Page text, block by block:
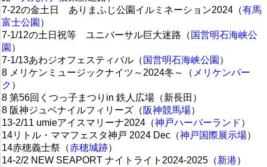
7-22の金土日 ありまふじ公園イルミネーション2024（有馬
富士公園 ）
7-1/12の土日祝等 ユニバーサル巨大迷路（ 国営明石海峡公
園 ）
7-1/13あわジオフェスティバル（ 国営明石海峡公園 ）
8 メリケンミュージックナイツ～2024冬～（ メリケンパー
ク ）
8 第56回くつっ子まつりin 鉄人広場（新長田）
8 阪神ジュベナイルフィリーズ（ 阪神競馬場）
13-2/11 umieアイスマリーナ2024（神戸ハーバーランド ）
14リトル・ママフェスタ神戸 2024 Dec（神戸国際展示場）
14赤穂義士祭（赤穂城跡）
14-2/2 NEW SEAPORT ナイトライト2024-2025（新港）